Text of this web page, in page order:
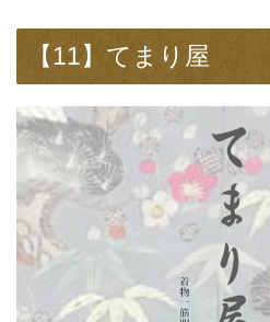
【11】てまり屋